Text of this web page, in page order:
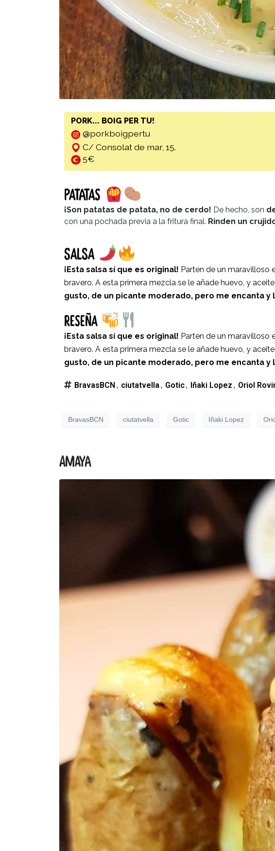
PORK... BOIG PER TU!
@porkboigpertu
C/ Consolat de mar, 15.
5€
PATATAS
¡Son patatas de patata, no de cerdo! De hecho, son
con una pochada previa a la fritura final. Rinden un
SALSA
¡Esta salsa sí que es original! Parten de un maravilloso
bravero. A esta primera mezcla se le añade huevo, y
gusto, de un picante moderado, pero me encanta y
RESEÑA
¡Esta salsa sí que es original! Parten de un maravilloso
bravero. A esta primera mezcla se le añade huevo, y
gusto, de un picante moderado, pero me encanta y
BravasBCN , ciutatvella , Gotic, Iñaki Lopez , Oriol
BravasBCN ciutatvella Gotic Iñaki Lopez
Amaya